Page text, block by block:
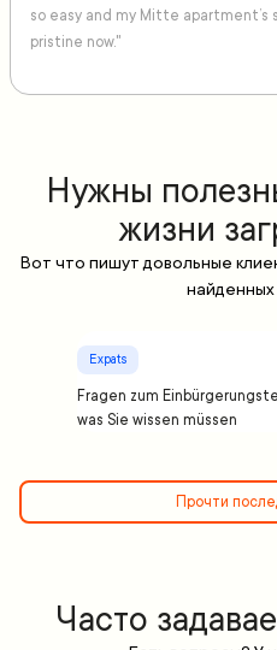
so easy and my Mitte apartment’s
pristine now."
Нужны
жизни
Вот что пишут довольные
найденных
Expats
Fragen zum
was Sie wissen müssen
Прочти
Часто